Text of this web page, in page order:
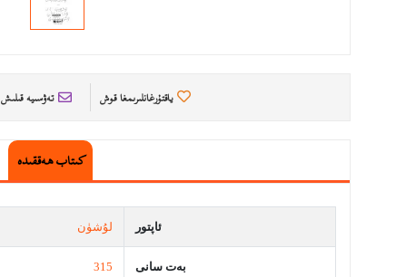
ياقتۇرغانلىرىمغا قوش تەۋسىيە قىلىش
كىتاب ھەققىدە
ئاپتور لۇشۈن
بەت سانى 315